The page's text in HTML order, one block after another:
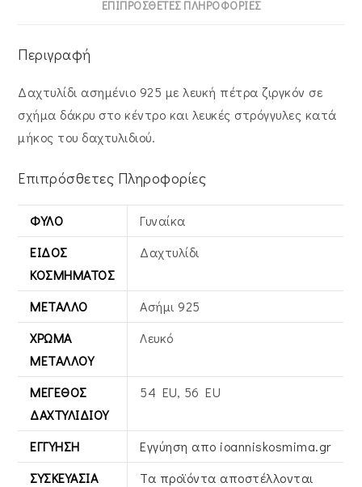
ποσότητα
ΕΠΙΠΡΌΣΘΕΤΕΣ ΠΛΗΡΟΦΟΡΊΕΣ
Περιγραφή
Δαχτυλίδι ασημένιο 925 με λευκή πέτρα ζιργκόν σε
σχήμα δάκρυ στο κέντρο και λευκές στρόγγυλες κατά
μήκος του δαχτυλιδιού.
Επιπρόσθετες Πληροφορίες
ΦΎΛΟ
Γυναίκα
ΕΊΔΟΣ
ΚΟΣΜΉΜΑΤΟΣ
Δαχτυλίδι
ΜΈΤΑΛΛΟ
Ασήμι 925
ΧΡΏΜΑ
ΜΕΤΆΛΛΟΥ
Λευκό
ΜΈΓΕΘΟΣ
ΔΑΧΤΥΛΙΔΙΟΎ
54 EU, 56 EU
ΕΓΓΎΗΣΗ
Εγγύηση απο ioanniskosmima.gr
ΣΥΣΚΕΥΑΣΊΑ
Τα προϊόντα αποστέλλονται